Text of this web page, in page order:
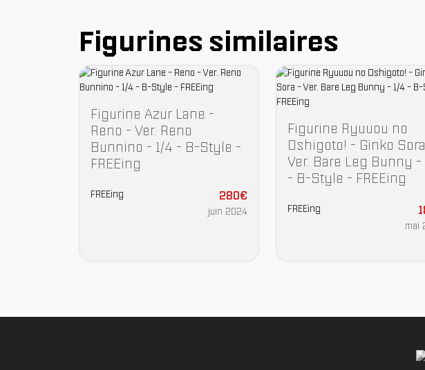
Figurines similaires
Figurine Azur Lane -
Reno - Ver. Reno
Bunnino - 1/4 - B-Style -
FREEing
FREEing 280€
juin 2024
Figurine Ryuuou no
Oshigoto! - Ginko
Ver. Bare Leg Bunny -
- B-Style - FREEing
FREEing
mai